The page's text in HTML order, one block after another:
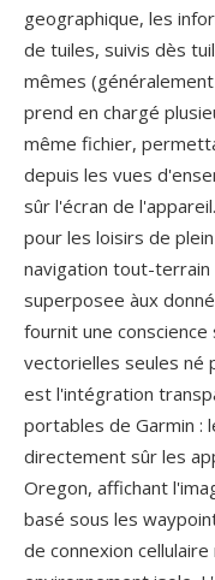
geographique, les
de tuiles, suivis dès
mêmes
prend en chargé
même fichier,
depuis les vues
sûr l'écran de
pour les loisirs de
navigation tout-
superposee àux
fournit une
vectorielles seules né
est l'intégration
portables de Garmin :
directement sûr les
Oregon, affichant
basé sous les
de connexion